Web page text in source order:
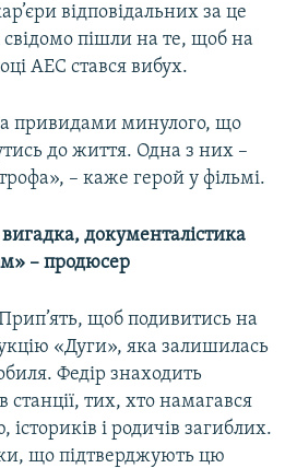
відповідальних за це
пішли на те, щоб на
АЕС стався вибух.
привидами минулого, що
до життя. Одна з них –
– каже герой у фільмі.
документалістика
– продюсер
щоб подивитись на
«Дуги», яка залишилась
Федір знаходить
станції, тих, хто намагався
істориків і родичів загиблих.
що підтверджують цю